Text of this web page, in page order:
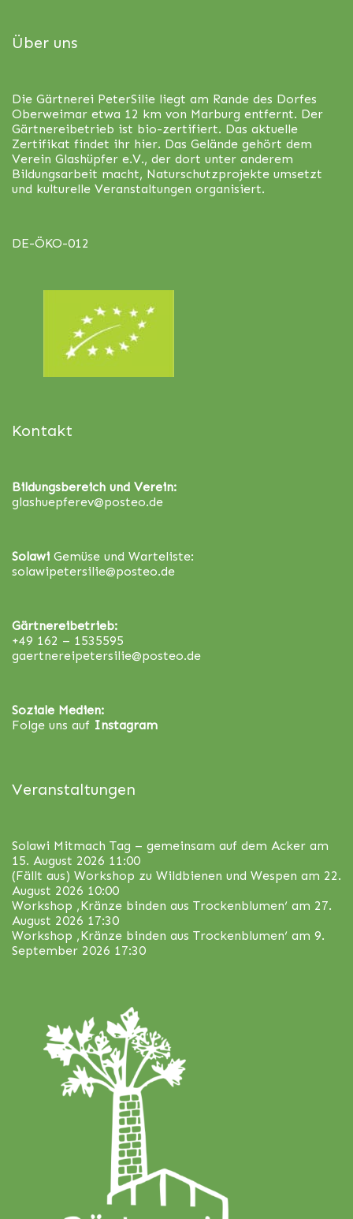
Über uns
Die Gärtnerei PeterSilie liegt am Rande des Dorfes
Oberweimar etwa 12 km von Marburg entfernt. Der
Gärtnereibetrieb ist bio-zertifiert. Das aktuelle
Zertifikat findet ihr hier. Das Gelände gehört dem
Verein Glashüpfer e.V., der dort unter anderem
Bildungsarbeit macht, Naturschutzprojekte umsetzt
und kulturelle Veranstaltungen organisiert.
DE-ÖKO-012
Kontakt
Bildungsbereich und Verein:
glashuepferev@posteo.de
Solawi Gemüse und Warteliste:
solawipetersilie@posteo.de
Gärtnereibetrieb:
+49 162 – 1535595
gaertnereipetersilie@posteo.de
Soziale Medien:
Folge uns auf Instagram
Veranstaltungen
Solawi Mitmach Tag – gemeinsam auf dem Acker am
15. August 2026 11:00
(Fällt aus) Workshop zu Wildbienen und Wespen am 22.
August 2026 10:00
Workshop ‚Kränze binden aus Trockenblumen‘ am 27.
August 2026 17:30
Workshop ‚Kränze binden aus Trockenblumen‘ am 9.
September 2026 17:30